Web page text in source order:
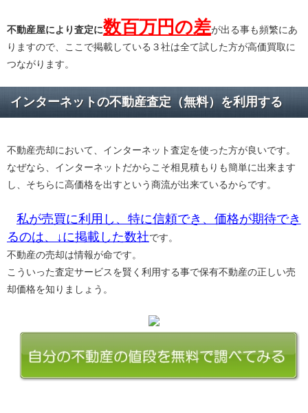
不動産屋により査定に数百万円の差が出る事も頻繁にあ
りますので、ここで掲載している３社は全て試した方が高価買取に
つながります。
インターネットの不動産査定（無料）を利用する
不動産売却において、インターネット査定を使った方が良いです。
なぜなら、インターネットだからこそ相見積もりも簡単に出来ます
し、そちらに高価格を出すという商流が出来ているからです。
私が売買に利用し、特に信頼でき、価格が期待でき
るのは、↓に掲載した数社です。
不動産の売却は情報が命です。
こういった査定サービスを賢く利用する事で保有不動産の正しい売
却価格を知りましょう。